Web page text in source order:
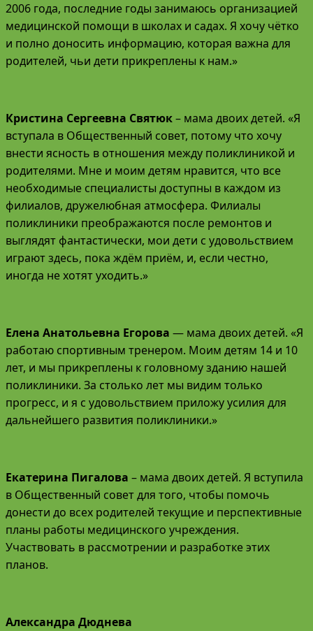
2006 года, последние годы занимаюсь организацией
медицинской помощи в школах и садах. Я хочу чётко
и полно доносить информацию, которая важна для
родителей, чьи дети прикреплены к нам.»
Кристина Сергеевна Святюк– мама двоих детей. «Я
вступала в Общественный совет, потому что хочу
внести ясность в отношения между поликлиникой и
родителями. Мне и моим детям нравится, что все
необходимые специалисты доступны в каждом из
филиалов, дружелюбная атмосфера. Филиалы
поликлиники преображаются после ремонтов и
выглядят фантастически, мои дети с удовольствием
играют здесь, пока ждём приём, и, если честно,
иногда не хотят уходить.»
Елена Анатольевна Егорова — мама двоих детей. «Я
работаю спортивным тренером. Моим детям 14 и 10
лет, и мы прикреплены к головному зданию нашей
поликлиники. За столько лет мы видим только
прогресс, и я с удовольствием приложу усилия для
дальнейшего развития поликлиники.»
Екатерина Пигалова – мама двоих детей. Я вступила
в Общественный совет для того, чтобы помочь
донести до всех родителей текущие и перспективные
планы работы медицинского учреждения.
Участвовать в рассмотрении и разработке этих
планов.
Александра Дюднева